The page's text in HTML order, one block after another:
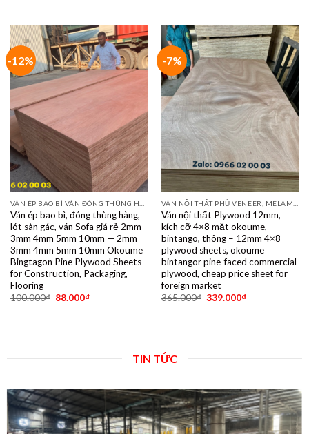
-12%
Ván ép bao bì, đóng thùng hàng,
lót sàn gác, ván Sofa giá rẻ 2mm
3mm 4mm 5mm 10mm — 2mm
3mm 4mm 5mm 10mm Okoume
Bingtagon Pine Plywood Sheets
for Construction, Packaging,
Flooring
100.000₫ 88.000₫
-7%
Ván nội thất Plywood 12mm,
kích cỡ 4×8 mặt okoume,
bintango, thông – 12mm 4×8
plywood sheets, okoume
bintangor pine-faced commercial
plywood, cheap price sheet for
foreign market
365.000₫ 339.000₫
TIN TỨC